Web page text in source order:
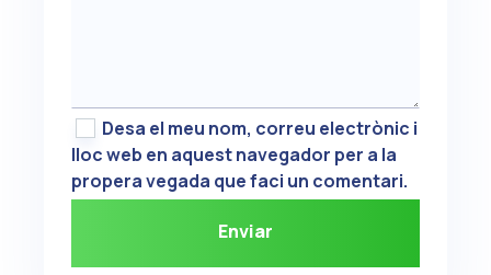
Desa el meu nom, correu electrònic i
lloc web en aquest navegador per a la
propera vegada que faci un comentari.